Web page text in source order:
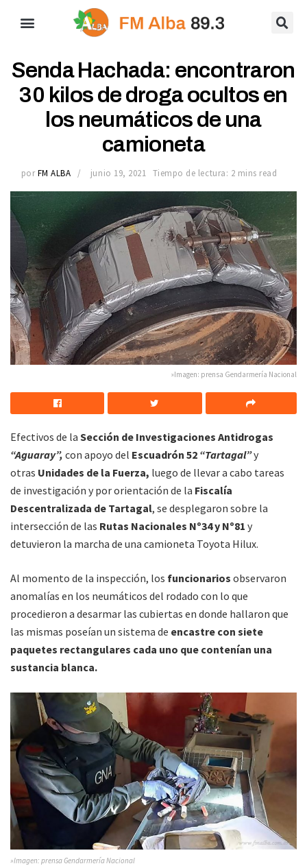
Senda Hachada: encontraron
30 kilos de droga ocultos en
los neumáticos de una
camioneta
por FM ALBA junio 19, 2021 Tiempo de lectura: 2 mins read
»Imagen: prensa Gendarmería Nacional
Efectivos de la Sección de Investigaciones Antidrogas
“Aguaray”, con apoyo del Escuadrón 52 “Tartagal”y
otras Unidades de la Fuerza, luego de llevar a cabo tareas
de investigación y por orientación de la Fiscalía
Descentralizada de Tartagal, se desplegaron sobre la
intersección de las Rutas Nacionales Nº34 y Nº81 y
detuvieron la marcha de una camioneta Toyota Hilux.
Al momento de la inspección, los funcionarios observaron
anomalías en los neumáticos del rodado con lo que
procedieron a desarmar las cubiertas en donde hallaron que
las mismas poseían un sistema de encastre con siete
paquetes rectangulares cada uno que contenían una
sustancia blanca.
»Imagen: prensa Gendarmería Nacional